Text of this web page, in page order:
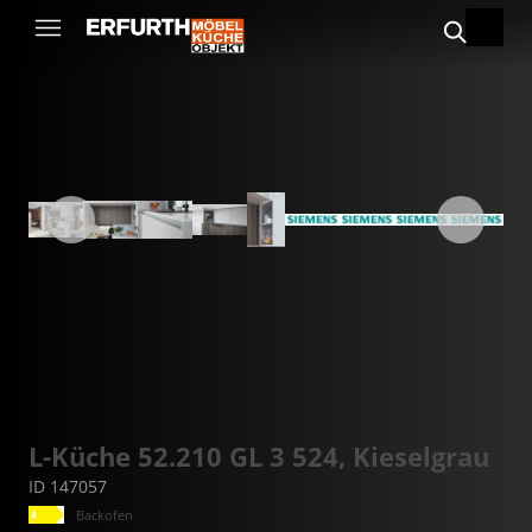
L-Küche 52.210 GL 3 524, Kieselgrau
ID 147057
Backofen